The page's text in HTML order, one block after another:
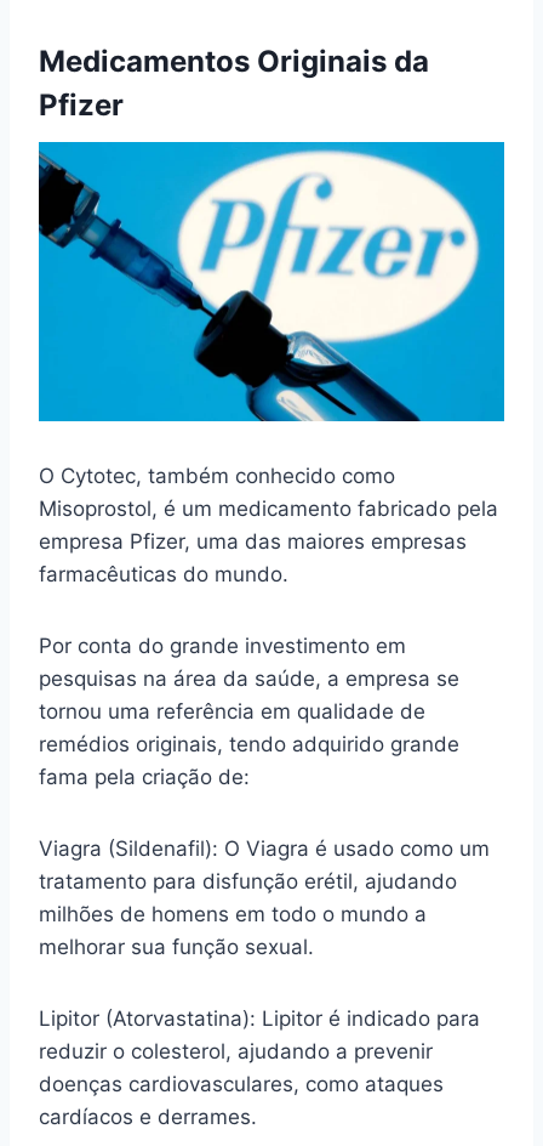
Medicamentos Originais da
Pfizer
O Cytotec, também conhecido como
Misoprostol, é um medicamento fabricado pela
empresa Pfizer, uma das maiores empresas
farmacêuticas do mundo.
Por conta do grande investimento em
pesquisas na área da saúde, a empresa se
tornou uma referência em qualidade de
remédios originais, tendo adquirido grande
fama pela criação de:
Viagra (Sildenafil): O Viagra é usado como um
tratamento para disfunção erétil, ajudando
milhões de homens em todo o mundo a
melhorar sua função sexual.
Lipitor (Atorvastatina): Lipitor é indicado para
reduzir o colesterol, ajudando a prevenir
doenças cardiovasculares, como ataques
cardíacos e derrames.